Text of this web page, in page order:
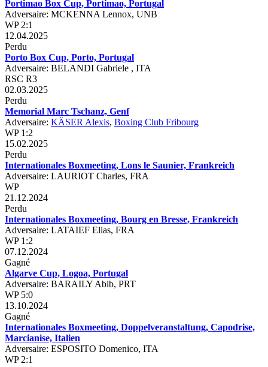
Portimao Box Cup, Portimao, Portugal
Adversaire: MCKENNA Lennox, UNB
WP 2:1
12.04.2025
Perdu
Porto Box Cup, Porto, Portugal
Adversaire: BELANDI Gabriele , ITA
RSC R3
02.03.2025
Perdu
Memorial Marc Tschanz, Genf
Adversaire: KÄSER Alexis, Boxing Club Fribourg
WP 1:2
15.02.2025
Perdu
Internationales Boxmeeting, Lons le Saunier, Frankreich
Adversaire: LAURIOT Charles, FRA
WP
21.12.2024
Perdu
Internationales Boxmeeting, Bourg en Bresse, Frankreich
Adversaire: LATAIEF Elias, FRA
WP 1:2
07.12.2024
Gagné
Algarve Cup, Logoa, Portugal
Adversaire: BARAILY Abib, PRT
WP 5:0
13.10.2024
Gagné
Internationales Boxmeeting, Doppelveranstaltung, Capodrise,
Marcianise, Italien
Adversaire: ESPOSITO Domenico, ITA
WP 2:1